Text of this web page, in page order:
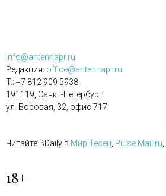
info@antennapr.ru
Редакция: office@antennapr.ru
T.: +7 812 909 5938
191119, Санкт-Петербург
ул. Боровая, 32, офис 717
Читайте BDaily в Мир Тесен, Pulse.Mail.ru,
18+